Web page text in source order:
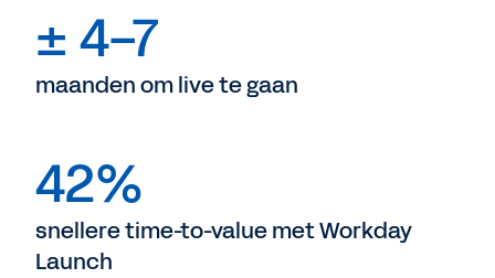
± 4-7
maanden om live te gaan
42%
snellere time-to-value met Workday
Launch